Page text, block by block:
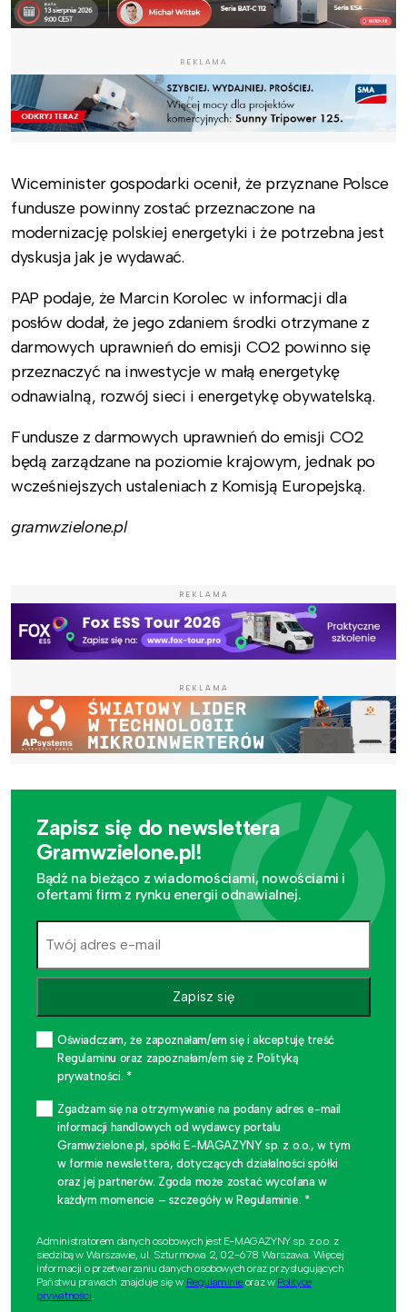
REKLAMA
Wiceminister gospodarki ocenił, że przyznane Polsce
fundusze powinny zostać przeznaczone na
modernizację polskiej energetyki i że potrzebna jest
dyskusja jak je wydawać.
PAP podaje, że Marcin Korolec w informacji dla
posłów dodał, że jego zdaniem środki otrzymane z
darmowych uprawnień do emisji CO2 powinno się
przeznaczyć na inwestycje w małą energetykę
odnawialną, rozwój sieci i energetykę obywatelską.
Fundusze z darmowych uprawnień do emisji CO2
będą zarządzane na poziomie krajowym, jednak po
wcześniejszych ustaleniach z Komisją Europejską.
gramwzielone.pl
REKLAMA
REKLAMA
Zapisz się do newslettera
Gramwzielone.pl!
Bądź na bieżąco z wiadomościami, nowościami i
ofertami firm z rynku energii odnawialnej.
Zapisz się
Oświadczam, że zapoznałam/em się i akceptuję treść
Regulaminu oraz zapoznałam/em się z Polityką
prywatności. *
Zgadzam się na otrzymywanie na podany adres e-mail
informacji handlowych od wydawcy portalu
Gramwzielone.pl, spółki E-MAGAZYNY sp. z o.o., w tym
w formie newslettera, dotyczących działalności spółki
oraz jej partnerów. Zgoda może zostać wycofana w
każdym momencie – szczegóły w Regulaminie. *
Administratorem danych osobowych jest E-MAGAZYNY sp. z o.o. z
siedzibą w Warszawie, ul. Szturmowa 2, 02-678 Warszawa. Więcej
informacji o przetwarzaniu danych osobowych oraz przysługujących
Państwu prawach znajduje się w Regulaminieoraz w Polityce
prywatności.